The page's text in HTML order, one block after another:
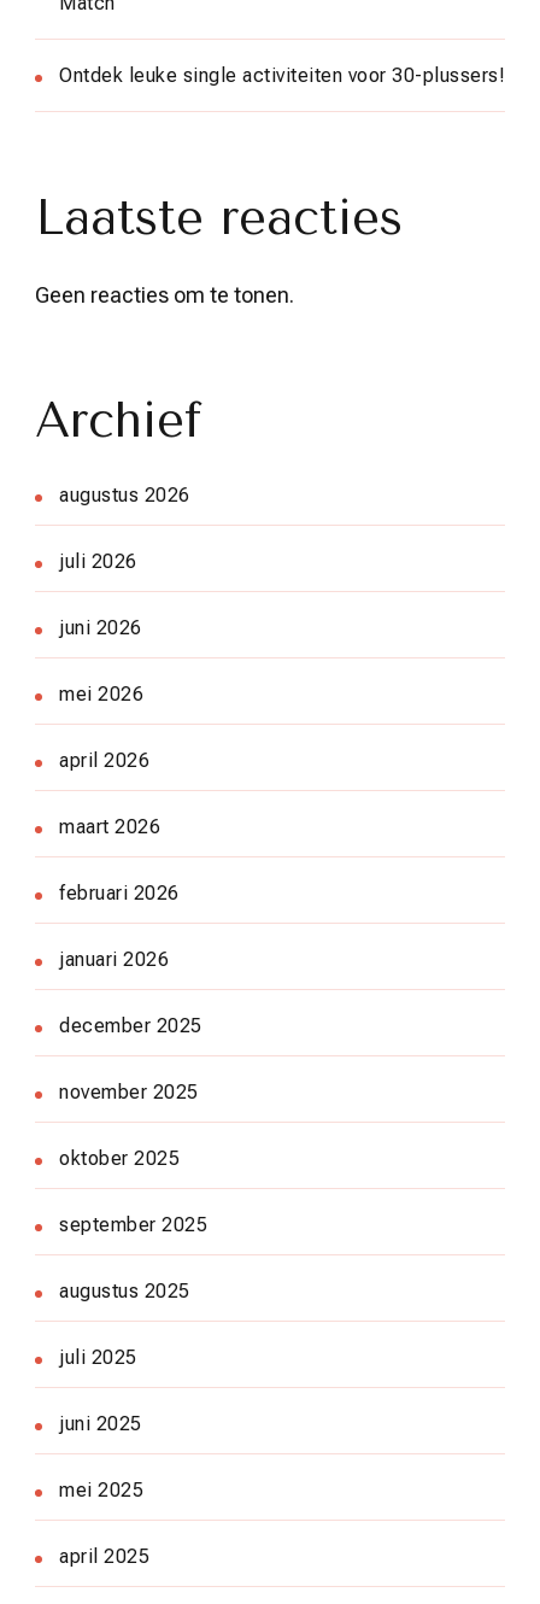
Ontdek leuke single activiteiten voor 30-plussers!
Laatste reacties
Geen reacties om te tonen.
Archief
augustus 2026
juli 2026
juni 2026
mei 2026
april 2026
maart 2026
februari 2026
januari 2026
december 2025
november 2025
oktober 2025
september 2025
augustus 2025
juli 2025
juni 2025
mei 2025
april 2025